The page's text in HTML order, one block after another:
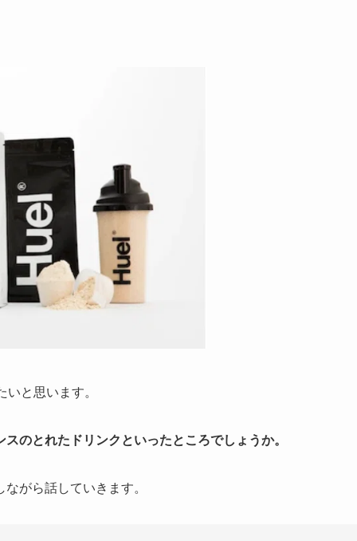
と思います。
のとれたドリンクといったところでしょうか。
がら話していきます。